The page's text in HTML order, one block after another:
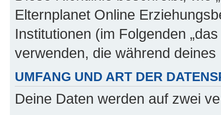
Elternplanet Online
Institutionen (im Folgenden
verwenden, die während
UMFANG UND ART DER
Deine Daten werden auf zwei